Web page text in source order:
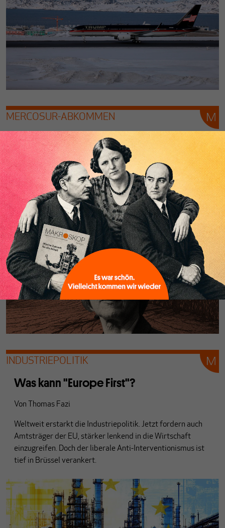
MERCOSUR-ABKOMMEN
Sind Autos wichtiger als Lebensmittel?
VonThomas Fazi
Noch bis vor wenigen Monaten galt das Mercosur-
Abkommen als gescheitert. Doch nun verkündete von der
Leyen überraschend einen Durchbruch. Was ist passiert?
INDUSTRIEPOLITIK
Was kann "Europe First"?
Von Thomas Fazi
Weltweit erstarkt die Industriepolitik. Jetzt fordern auch
Amtsträger der EU, stärker lenkend in die Wirtschaft
einzugreifen. Doch der liberale Anti-Interventionismus ist
tief in Brüssel verankert.